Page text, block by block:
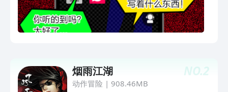
NO.2
烟雨江湖
动作冒险 | 908.46MB